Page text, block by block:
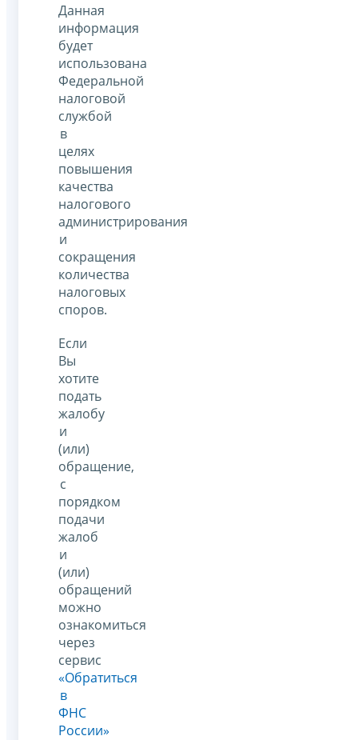
Данная
информация
будет
использована
Федеральной
налоговой
службой
в
целях
повышения
качества
налогового
администрирования
и
сокращения
количества
налоговых
споров.
Если
Вы
хотите
подать
жалобу
и
(или)
обращение,
с
порядком
подачи
жалоб
и
(или)
обращений
можно
ознакомиться
через
сервис
«Обратиться
в
ФНС
России»